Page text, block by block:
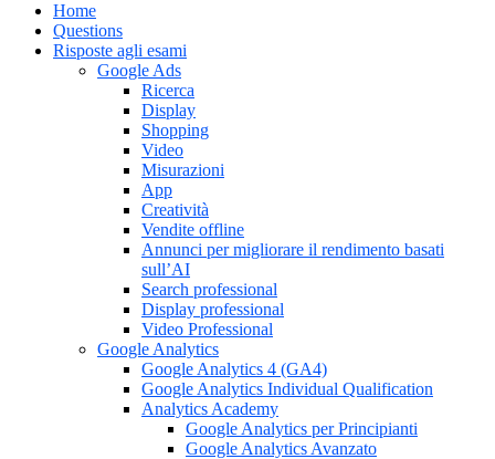
Home
Questions
Risposte agli esami
Google Ads
Ricerca
Display
Shopping
Video
Misurazioni
App
Creatività
Vendite offline
Annunci per migliorare il rendimento basati
sull’AI
Search professional
Display professional
Video Professional
Google Analytics
Google Analytics 4 (GA4)
Google Analytics Individual Qualification
Analytics Academy
Google Analytics per Principianti
Google Analytics Avanzato